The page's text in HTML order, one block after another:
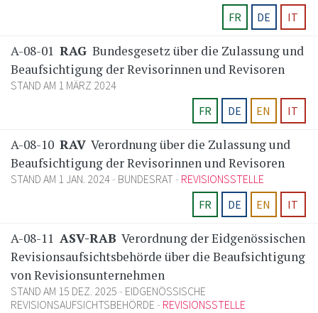
FR
DE IT
A-08-01 RAG Bundesgesetz über die Zulassung und
Beaufsichtigung der Revisorinnen und Revisoren
STAND AM 1 MÄRZ 2024
FR
DE EN IT
A-08-10 RAV Verordnung über die Zulassung und
Beaufsichtigung der Revisorinnen und Revisoren
STAND AM 1 JAN. 2024 BUNDESRAT REVISIONSSTELLE
FR
DE EN IT
A-08-11 ASV-RAB Verordnung der Eidgenössischen
Revisionsaufsichtsbehörde über die Beaufsichtigung
von Revisionsunternehmen
STAND AM 15 DEZ. 2025
EIDGENÖSSISCHE
REVISIONSAUFSICHTSBEHÖRDE
REVISIONSSTELLE